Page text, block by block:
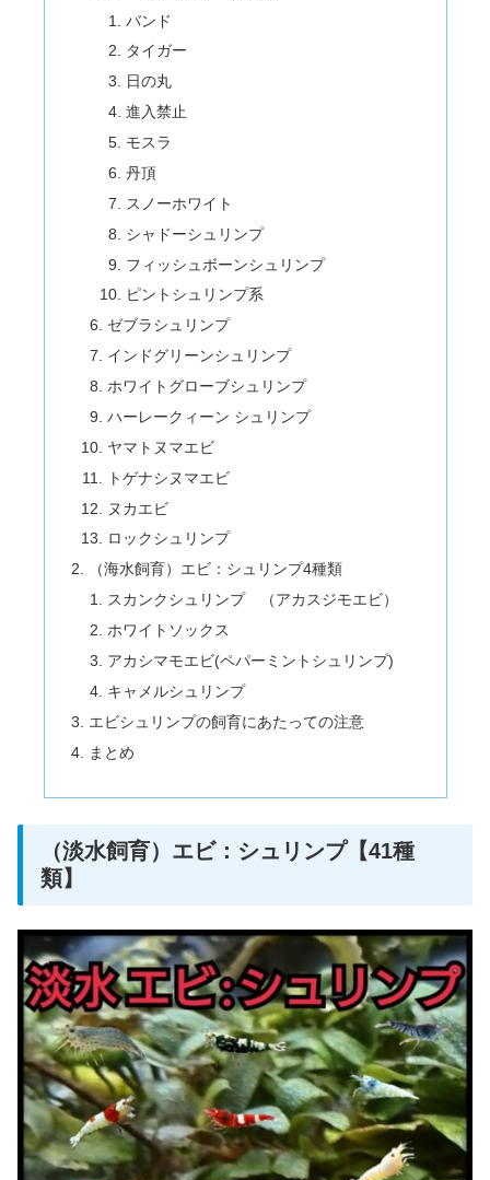
バンド
タイガー
日の丸
進入禁止
モスラ
丹頂
スノーホワイト
シャドーシュリンプ
フィッシュボーンシュリンプ
ピントシュリンプ系
ゼブラシュリンプ
インドグリーンシュリンプ
ホワイトグローブシュリンプ
ハーレークィーン シュリンプ
ヤマトヌマエビ
トゲナシヌマエビ
ヌカエビ
ロックシュリンプ
（海水飼育）エビ：シュリンプ4種類
スカンクシュリンプ （アカスジモエビ）
ホワイトソックス
アカシマモエビ(ペパーミントシュリンプ)
キャメルシュリンプ
エビシュリンプの飼育にあたっての注意
まとめ
（淡水飼育）エビ：シュリンプ【41種
類】